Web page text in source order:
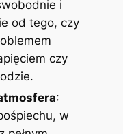
i
od tego, czy
czy
:
w